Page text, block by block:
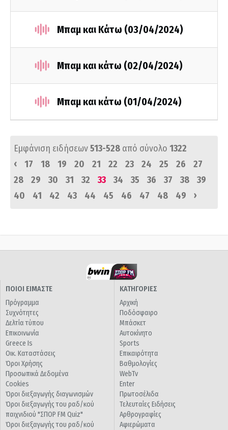
Μπαμ και Κάτω (03/04/2024)
Μπαμ και κάτω (02/04/2024)
Μπαμ και κάτω (01/04/2024)
Εμφάνιση ειδήσεων513-528 από σύνολο 1322
‹
17 18 19 20 21 22 23 24 25 26
27
28
29 30 31 32 33 34 35 36 37 38
39
40
41 42 43 44 45 46 47 48 49 ›
ΠΟΙΟΙ ΕΙΜΑΣΤΕ
Πρόγραμμα
Συχνότητες
Δελτία τύπου
Επικοινωνία
Greece Is
Οικ. Καταστάσεις
Όροι Χρήσης
Προσωπικά Δεδομένα
Cookies
Όροι διεξαγωγής διαγωνισμών
Όροι διεξαγωγής του ραδ/κού
παιχνιδιού "ΣΠΟΡ FM Quiz"
Όροι διεξαγωγής του ραδ/κού
ΚΑΤΗΓΟΡΙΕΣ
Αρχική
Ποδόσφαιρο
Μπάσκετ
Αυτοκίνητο
Sports
Επικαιρότητα
Βαθμολογίες
WebTv
Enter
Πρωτοσέλιδα
Τελευταίες Ειδήσεις
Αρθρογραφίες
Αφιερώματα